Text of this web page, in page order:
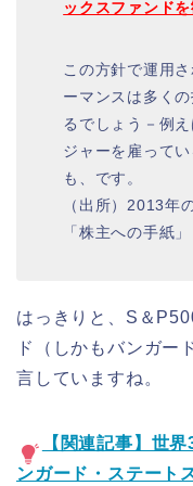
ックスファンド
この方針で運用
ーマンスは多く
るでしょう－例
ジャーを雇って
も、です。
（出所）2013年
「株主への手紙」
はっきりと、S＆
ド（しかもバンガー
言していますね。
【関連記事】世
ンガード・ステート